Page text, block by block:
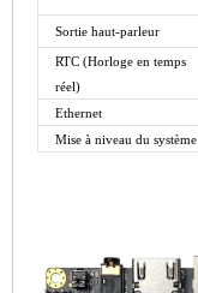
Sortie haut-parleur
RTC (Horloge en temps
réel)
Ethernet
Mise à niveau du système